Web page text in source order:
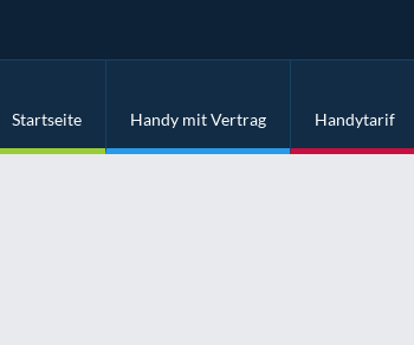
Startseite Handy mit Vertrag Handytarif